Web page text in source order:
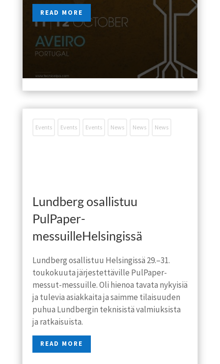
READ MORE
Events Events Events News News News
Lundberg osallistuu
PulPaper-
messuilleHelsingissä
Lundberg osallistuu Helsingissä 29.–31.
toukokuuta järjestettäville PulPaper-
messut-messuille. Oli hienoa tavata nykyisiä
ja tulevia asiakkaita ja saimme tilaisuuden
puhua Lundbergin teknisistä valmiuksista
ja ratkaisuista.
READ MORE